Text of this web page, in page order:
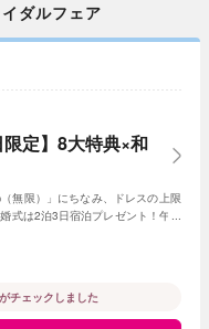
ダルフェア
定】8大特典×和
無限）」にちなみ、ドレスの上限
式は2泊3日宿泊プレゼント！午前
チェックしました